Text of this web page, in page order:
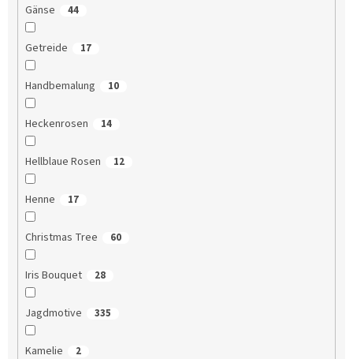
Gänse 44
Getreide 17
Handbemalung 10
Heckenrosen 14
Hellblaue Rosen 12
Henne 17
Christmas Tree 60
Iris Bouquet 28
Jagdmotive 335
Kamelie 2